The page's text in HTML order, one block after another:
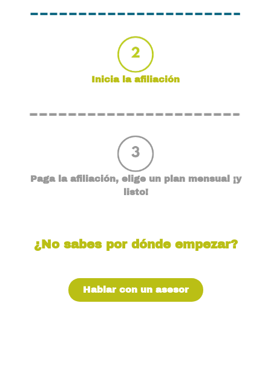
Inicia la afiliación
Paga la afiliación, elige un plan mensual ¡y
listo!
¿No sabes por dónde empezar?
Hablar con un asesor